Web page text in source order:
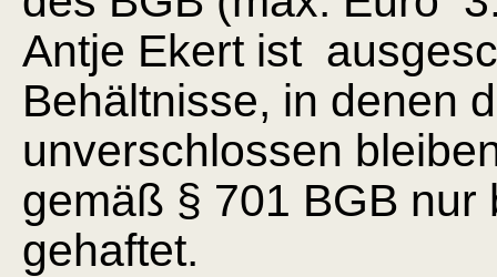
Antje Ekert ist
Behältnisse, in denen
unverschlossen
gemäß § 701 BGB
gehaftet.